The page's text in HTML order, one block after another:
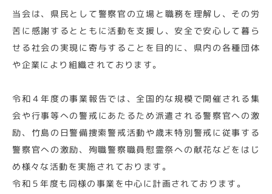
当会は、県民として警察官の立場と職務を理解し、その労
苦に感謝するとともに活動を支援し、安全で安心して暮ら
せる社会の実現に寄与することを目的に、県内の各種団体
や企業により組織されております。
令和４年度の事業報告では、全国的な規模で開催される集
会や行事等への警戒にあたるため派遣される警察官への激
励、竹島の日警備捜索警戒活動や歳末特別警戒に従事する
警察官への激励、殉職警察職員慰霊祭への献花などをはじ
め様々な活動を実施されております。
令和５年度も同様の事業を中心に計画されております。